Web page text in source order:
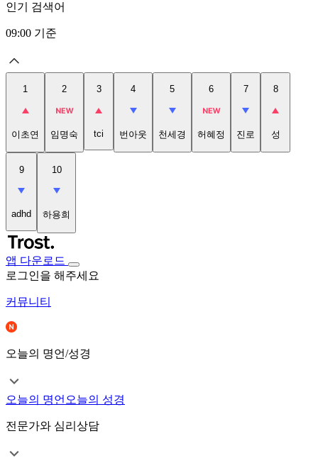
인기 검색어
09:00 기준
1
이초연
2
임명숙
3
tci
4
번아웃
5
천세경
6
허혜정
7
진로
8
성
9
adhd
10
하용희
앱 다운로드
로그인을 해주세요
커뮤니티
오늘의 명언/성경
오늘의 명언 오늘의 성경
전문가와 심리상담